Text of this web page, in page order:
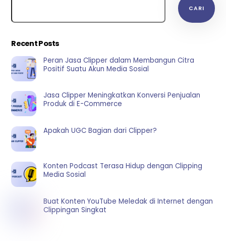
CARI
Recent Posts
Peran Jasa Clipper dalam Membangun Citra
Positif Suatu Akun Media Sosial
Jasa Clipper Meningkatkan Konversi Penjualan
Produk di E-Commerce
Apakah UGC Bagian dari Clipper?
Konten Podcast Terasa Hidup dengan Clipping
Media Sosial
Buat Konten YouTube Meledak di Internet dengan
Clippingan Singkat